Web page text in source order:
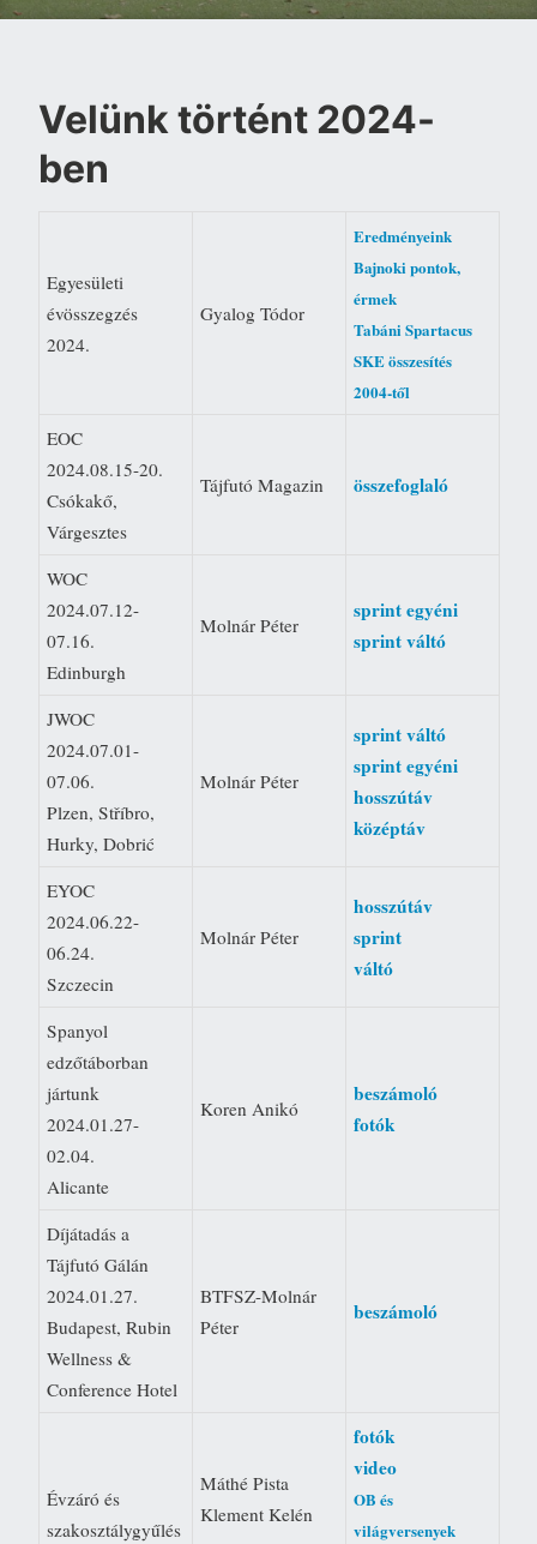
Velünk történt 2024-
ben
Egyesületi
évösszegzés
2024.
Gyalog Tódor
Eredményeink
Bajnoki pontok,
érmek
Tabáni Spartacus
SKE összesítés
2004-től
EOC
2024.08.15-20.
Csókakő,
Várgesztes
Tájfutó Magazin összefoglaló
WOC
2024.07.12-
07.16.
Edinburgh
Molnár Péter
sprint egyéni
sprint váltó
JWOC
2024.07.01-
07.06.
Plzen, Stříbro,
Hurky, Dobrić
Molnár Péter
sprint váltó
sprint egyéni
hosszútáv
középtáv
EYOC
2024.06.22-
06.24.
Szczecin
Molnár Péter
hosszútáv
sprint
váltó
Spanyol
edzőtáborban
jártunk
2024.01.27-
02.04.
Alicante
Koren Anikó
beszámoló
fotók
Díjátadás a
Tájfutó Gálán
2024.01.27.
Budapest, Rubin
Wellness &
Conference Hotel
BTFSZ-Molnár
Péter
beszámoló
Évzáró és
szakosztálygyűlés
Máthé Pista
Klement Kelén
fotók
video
OB és
világversenyek